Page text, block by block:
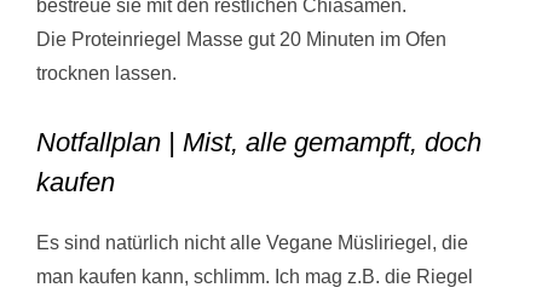
bestreue sie mit den restlichen Chiasamen.
Die Proteinriegel Masse gut 20 Minuten im Ofen
trocknen lassen.
Notfallplan | Mist, alle gemampft, doch
kaufen
Es sind natürlich nicht alle Vegane Müsliriegel, die
man kaufen kann, schlimm. Ich mag z.B. die Riegel